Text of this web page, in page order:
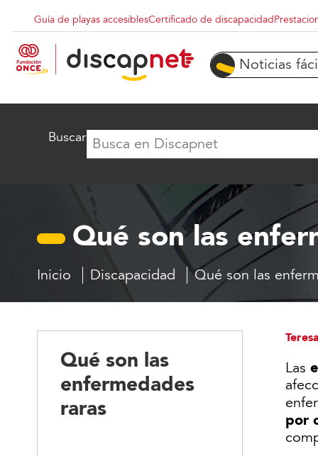
Menu superior destacados
Guía de playas accesiblesCertificado de discapacidad
Noticias
Buscar
Qué son las
Inicio Discapacidad Qué son las
Qué son las
enfermedades
raras
Las
por